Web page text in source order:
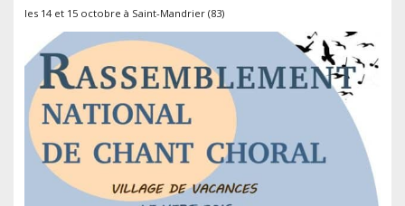
choral
les 14 et 15 octobre à Saint-Mandrier (83)